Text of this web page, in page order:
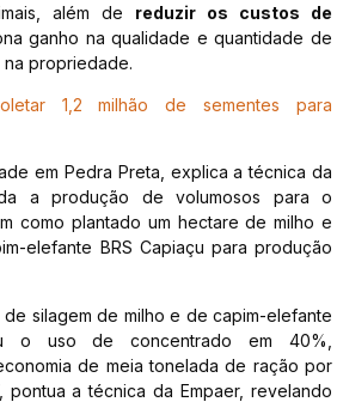
além de reduzir os custos de
ganho na qualidade e quantidade de
propriedade.
1,2 milhão de sementes para
em Pedra Preta, explica a técnica da
a produção de volumosos para o
como plantado um hectare de milho e
elefante BRS Capiaçu para produção
de silagem de milho e de capim-elefante
o uso de concentrado em 40%,
de meia tonelada de ração por
pontua a técnica da Empaer, revelando